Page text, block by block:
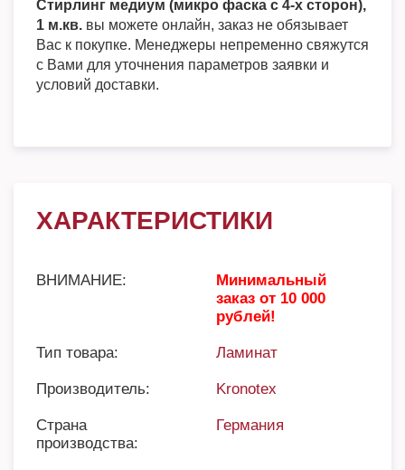
Стирлинг медиум (микро фаска с 4-х сторон),
1 м.кв. вы можете онлайн, заказ не обязывает
Вас к покупке. Менеджеры непременно свяжутся
с Вами для уточнения параметров заявки и
условий доставки.
ХАРАКТЕРИСТИКИ
ВНИМАНИЕ:
Минимальный
заказ от 10 000
рублей!
Тип товара: Ламинат
Производитель: Kronotex
Страна
производства:
Германия